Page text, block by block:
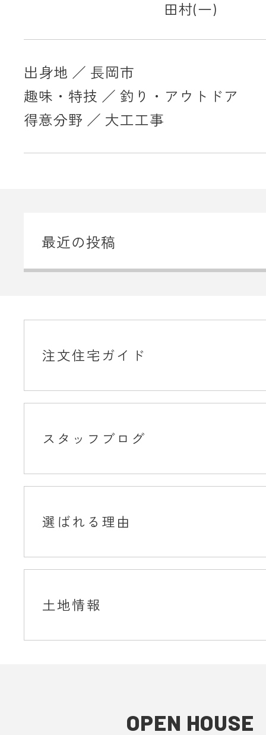
田村(一)
出身地 ／ 長岡市
趣味・特技 ／ 釣り・アウトドア
得意分野 ／ 大工工事
最近の投稿
注文住宅ガイド
スタッフブログ
選ばれる理由
土地情報
OPEN HOUSE